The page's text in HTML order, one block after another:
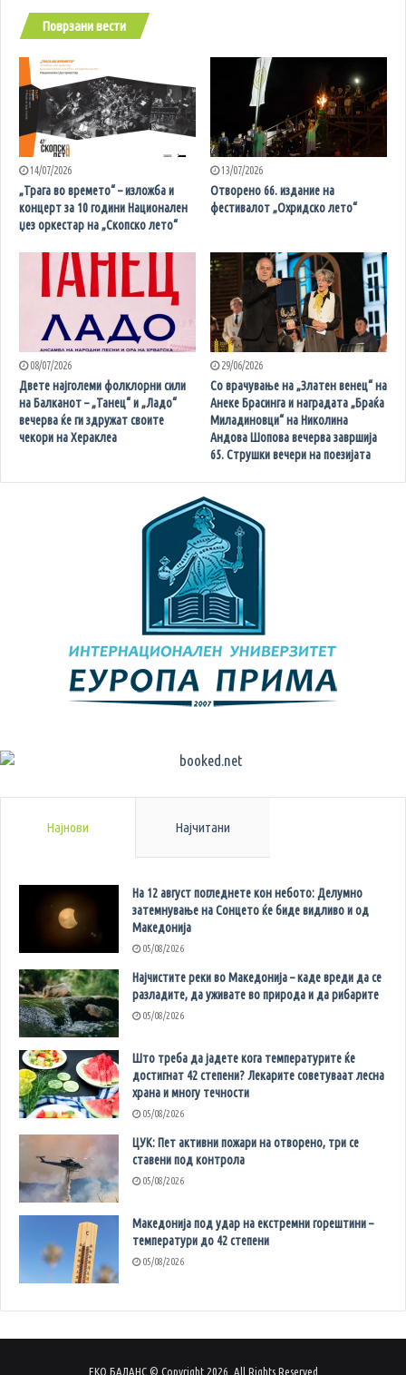
Поврзани вести
14/07/2026
„Трага во времето“ – изложба и
концерт за 10 години Национален
џез оркестар на „Скопско лето“
13/07/2026
Отворено 66. издание на
фестивалот „Охридско лето“
08/07/2026
Двете најголеми фолклорни сили
на Балканот – „Танец“ и „Ладо“
вечерва ќе ги здружат своите
чекори на Хераклеа
29/06/2026
Со врачување на „Златен венец“ на
Анеке Брасинга и наградата „Браќа
Миладиновци“ на Николина
Андова Шопова вечерва завршија
65. Струшки вечери на поезијата
Најнови Најчитани
На 12 август погледнете кон небото: Делумно
затемнување на Сонцето ќе биде видливо и од
Македонија
05/08/2026
Најчистите реки во Македонија – каде вреди да се
разладите, да уживате во природа и да рибарите
05/08/2026
Што треба да јадете кога температурите ќе
достигнат 42 степени? Лекарите советуваат лесна
храна и многу течности
05/08/2026
ЦУК: Пет активни пожари на отворено, три се
ставени под контрола
05/08/2026
Македонија под удар на екстремни горештини –
температури до 42 степени
05/08/2026
ЕКО БАЛАНС © Copyright 2026, All Rights Reserved